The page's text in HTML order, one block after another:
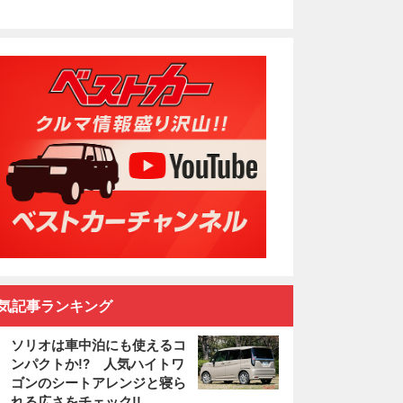
記事ランキング
ソリオは車中泊にも使えるコ
ンパクトか!? 人気ハイトワ
ゴンのシートアレンジと寝ら